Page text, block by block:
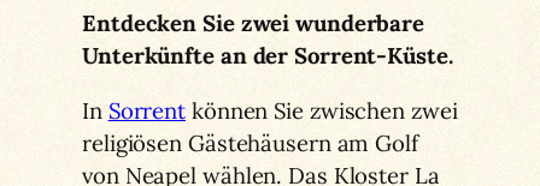
Entdecken Sie zwei wunderbare
Unterkünfte an der Sorrent-Küste.
In Sorrent können Sie zwischen zwei
religiösen Gästehäusern am Golf
von Neapel wählen. Das Kloster La